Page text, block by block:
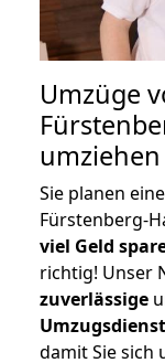
Umzüge
umziehen
Sie planen
Fürstenberg-
viel Geld
richtig! Unser
zuverlässige
damit Sie sich